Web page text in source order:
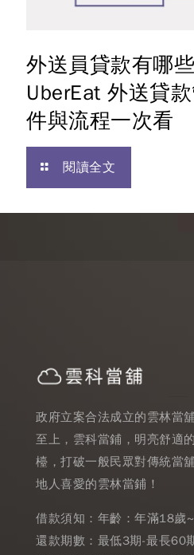
外送員貸款有哪
UberEat 外送貸
件與流程一次看
閱讀全文
政府立案合法成立的雲林當
至上，雲科當鋪，明亮舒適
檯，打破一般民眾對傳統當
地人喜愛的雲林當鋪！
借款須知：年齡：年滿18歲
還款期數：最低3期-最長60